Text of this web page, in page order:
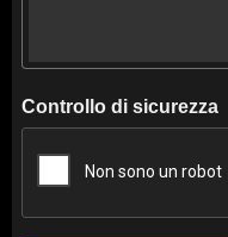
Controllo di sicurezza